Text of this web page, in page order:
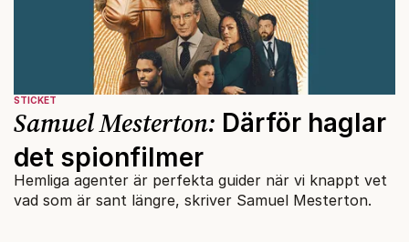
STICKET
Samuel Mesterton: Därför haglar
det spionfilmer
Hemliga agenter är perfekta guider när vi knappt vet
vad som är sant längre, skriver Samuel Mesterton.